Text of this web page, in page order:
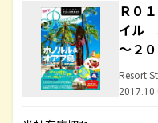
Ｒ０
イル
～２
Resort